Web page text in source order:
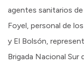
agentes sanitarios
Foyel, personal de
y El Bolsón,
Brigada Nacional Sur